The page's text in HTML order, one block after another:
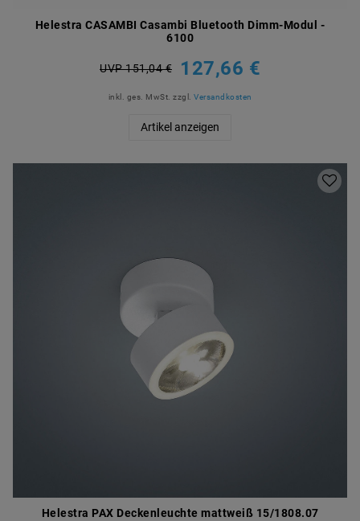
Helestra CASAMBI Casambi Bluetooth Dimm-Modul -
6100
UVP 151,04 € 127,66 €
inkl. ges. MwSt. zzgl. Versandkosten
Artikel anzeigen
Helestra PAX Deckenleuchte mattweiß 15/1808.07